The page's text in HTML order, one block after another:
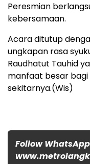
Peresmian
kebersamaan.
Acara ditutup
ungkapan rasa
Raudhatut Tauhid
manfaat besar
sekitarnya.(Wis)
Follow